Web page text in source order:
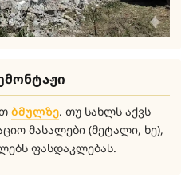
ბმულზე. თუ სახლს აქვს
მასალები (მეტალი, ხე),
ფასდაკლებას.